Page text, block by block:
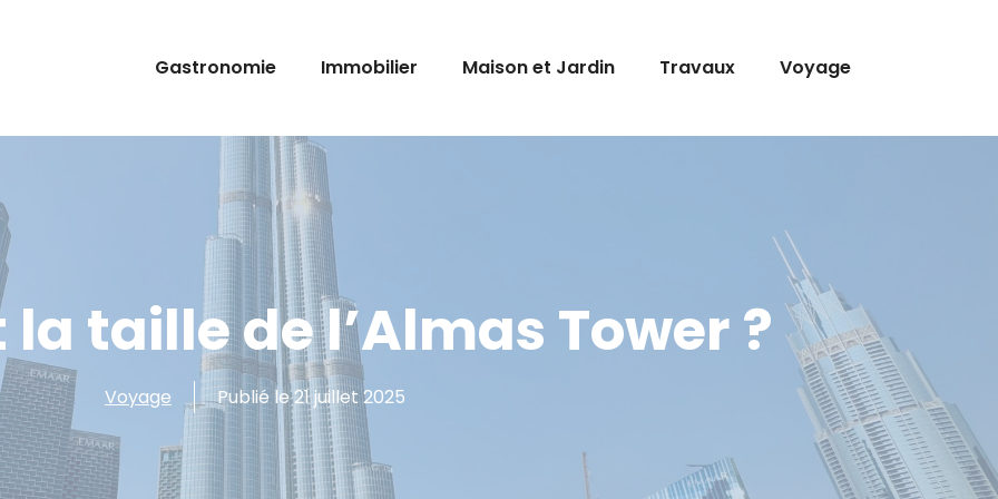
Gastronomie Immobilier Maison et Jardin Travaux Voyage
taille de l’Almas Tower ?
Voyage Publié le21 juillet 2025